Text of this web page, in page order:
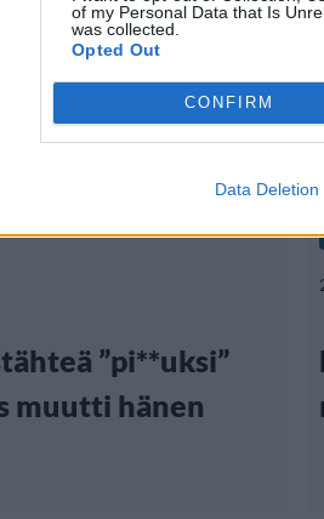
of my Personal Data that Is
was collected.
Opted Out
CONFIRM
Data Deletion
”pi**uksi”
muutti hänen